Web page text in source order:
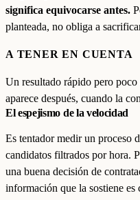
significa equivocarse antes.
planteada, no obliga a
A TENER EN CUENTA
Un resultado rápido pero
aparece después, cuando la
El espejismo de la velocidad
Es tentador medir un proceso
candidatos filtrados por hora.
una buena decisión de
información que la sostiene es